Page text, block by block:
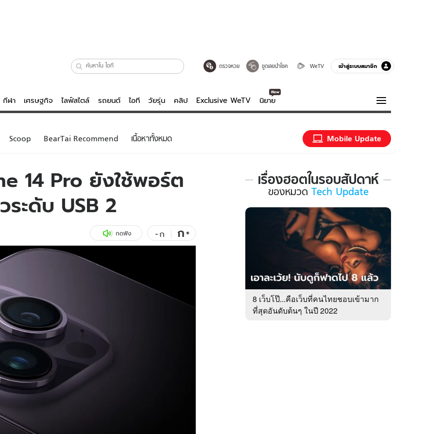
ตรวจหวย ขูดเลขนำโชค WeTV เข้าสู่ระบบสมาชิก
กีฬา เศรษฐกิจ ไลฟ์สไตล์ รถยนต์ ไอที วัยรุ่น คลิป Exclusive WeTV นิยาย
รวจหวย
ย
ไลฟ์สไตล์
วัยรุ่น
ไอที
รถยนต์
สุขภาพ
เที่ยว-กิน
Tasteful Thailand
Sanook Choice
ดูทีวี
WeTV
ความรู้รอบตัว
ฮาวทู
เชียลได้ที่
Scoop BearTai Recommend เนื้อหาทั้งหมด Mobile Update
14 Pro ยังใช้พอร์ต
ระดับ USB 2
กดฟัง -ก ก+
เรื่องฮอตในรอบสัปดาห์
เรื่อง
ใน
รอบ
ของหมวด Tech Update
8 เว็บโป๊...คือเว็บที่คนไทยชอบเข้ามาก
ที่สุดอันดับต้นๆ ในปี 2022